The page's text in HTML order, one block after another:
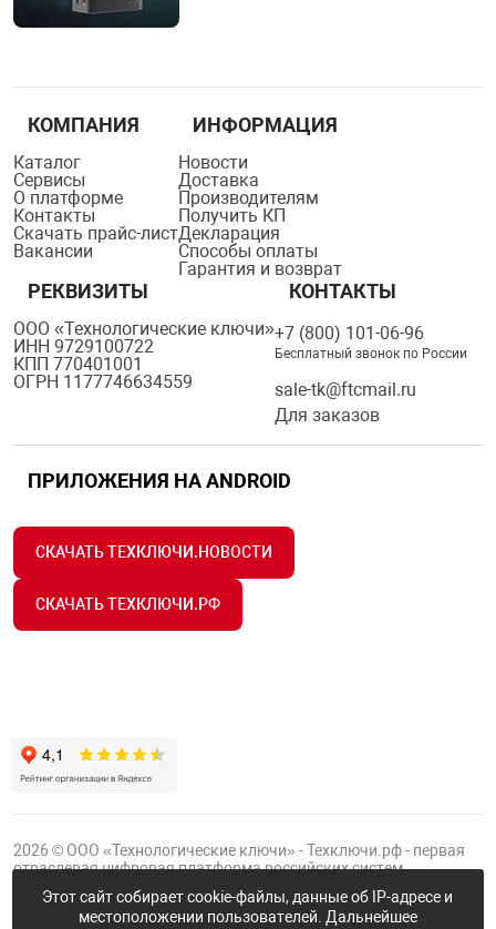
КОМПАНИЯ
Каталог
Сервисы
О платформе
Контакты
Скачать прайс-лист
Вакансии
ИНФОРМАЦИЯ
Новости
Доставка
Производителям
Получить КП
Декларация
Способы оплаты
Гарантия и возврат
РЕКВИЗИТЫ
ООО «Технологические ключи»
ИНН 9729100722
КПП 770401001
ОГРН 1177746634559
КОНТАКТЫ
+7 (800) 101-06-96
Бесплатный звонок по России
sale-tk@ftcmail.ru
Для заказов
ПРИЛОЖЕНИЯ НА ANDROID
СКАЧАТЬ ТЕХКЛЮЧИ.НОВОСТИ
СКАЧАТЬ ТЕХКЛЮЧИ.РФ
2026 © ООО «Технологические ключи» - Техключи.рф - первая
отраслевая цифровая платформа российских систем
ПроектГруппы ФТК
Этот сайт собирает cookie-файлы, данные об IP-адресе и
местоположении пользователей. Дальнейшее